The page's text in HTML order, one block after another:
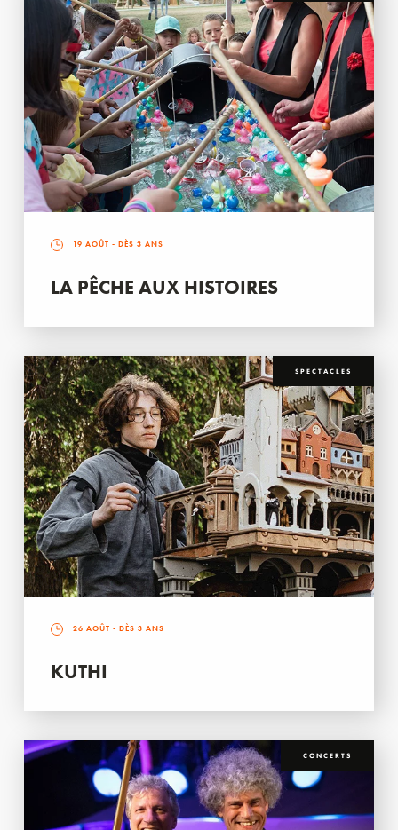
19 AOÛT - DÈS 3 ANS
LA PÊCHE AUX HISTOIRES
SPECTACLES
26 AOÛT - DÈS 3 ANS
KUTHI
CONCERTS